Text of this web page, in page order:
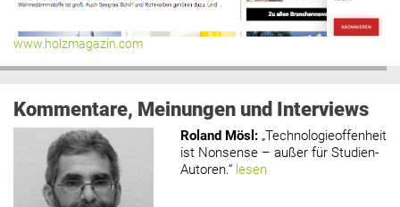
www.holzmagazin.com
Kommentare, Meinungen und Interviews
Roland Mösl : „Technologieoffenheit
ist Nonsense – außer für Studien-
Autoren.“ lesen